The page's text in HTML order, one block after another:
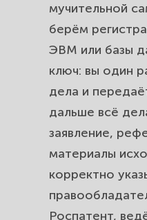
мучительной
берём
ЭВМ или базы
ключ: вы один
дела и
дальше всё
заявление,
материалы
корректно
Роспатент,